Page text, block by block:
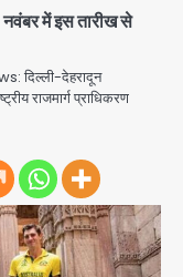
में इस तारीख से
दिल्ली-देहरादून
राजमार्ग प्राधिकरण